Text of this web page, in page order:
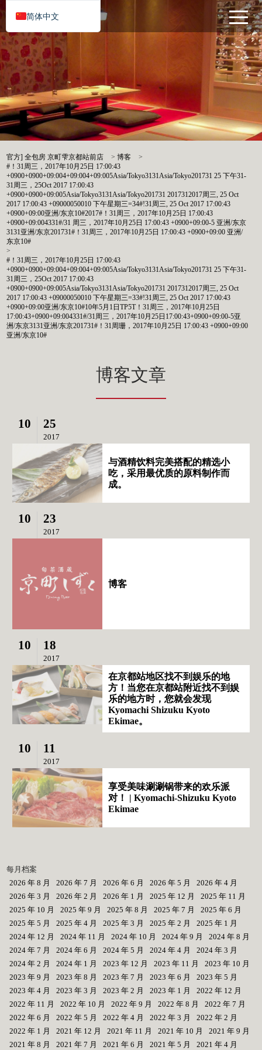
官方] 全包房 京町雫京都站前店 >博客
>
#！31周三，2017年10月25日 17:00:43
+0900+0900+09:004+09:004+09:005Asia/Tokyo3131Asia/Tokyo201731 25 下午31-
31周三，25Oct 2017 17:00:43
+0900+0900+09:005Asia/Tokyo3131Asia/Tokyo201731 2017312017周三, 25 Oct
2017 17:00:43 +09000050010 下午星期三=34#!31周三, 25 Oct 2017 17:00:43
+0900+09:00亚洲/东京10#2017#！31周三，2017年10月25日 17:00:43
+0900+09:004331#/31 周三，2017年10月25日 17:00:43 +0900+09:00-5 亚洲/东京
3131亚洲/东京201731#！31周三，2017年10月25日 17:00:43 +0900+09:00 亚洲/
东京10#
>
#！31周三，2017年10月25日 17:00:43
+0900+0900+09:004+09:004+09:005Asia/Tokyo3131Asia/Tokyo201731 25 下午31-
31周三，25Oct 2017 17:00:43
+0900+0900+09:005Asia/Tokyo3131Asia/Tokyo201731 2017312017周三, 25 Oct
2017 17:00:43 +09000050010 下午星期三=33#!31周三, 25 Oct 2017 17:00:43
+0900+09:00亚洲/东京10#10年5月1日TP5T！31周三，2017年10月25日
17:00:43+0900+09:004331#/31周三，2017年10月25日17:00:43+0900+09:00-5亚
洲/东京3131亚洲/东京201731#！31周珊，2017年10月25日 17:00:43 +0900+09:00
亚洲/东京10#
博客文章
10 25
2017
与酒精饮料完美搭配的精选小
吃，采用最优质的原料制作而
成。
10 23
2017
博客
10 18
2017
在京都站地区找不到娱乐的地
方！当您在京都站附近找不到娱
乐的地方时，您就会发现
Kyomachi Shizuku Kyoto
Ekimae。
10 11
2017
享受美味涮涮锅带来的欢乐派
对！ | Kyomachi-Shizuku Kyoto
Ekimae
每月档案
2026 年 8 月
2026 年 7 月 2026 年 6 月 2026 年 5 月
2026 年 4 月
2026 年 3 月
2026 年 2 月 2026 年 1 月 2025 年 12 月
2025 年 11 月
2025 年 10 月
2025 年 9 月 2025 年 8 月 2025 年 7 月
2025 年 6 月
2025 年 5 月
2025 年 4 月 2025 年 3 月 2025 年 2 月
2025 年 1 月
2024 年 12 月
2024 年 11 月 2024 年 10 月 2024 年 9 月
2024 年 8 月
2024 年 7 月
2024 年 6 月 2024 年 5 月 2024 年 4 月
2024 年 3 月
2024 年 2 月
2024 年 1 月 2023 年 12 月 2023 年 11 月
2023 年 10 月
2023 年 9 月
2023 年 8 月 2023 年 7 月 2023 年 6 月
2023 年 5 月
2023 年 4 月
2023 年 3 月 2023 年 2 月 2023 年 1 月
2022 年 12 月
2022 年 11 月
2022 年 10 月 2022 年 9 月 2022 年 8 月
2022 年 7 月
2022 年 6 月
2022 年 5 月 2022 年 4 月 2022 年 3 月
2022 年 2 月
2022 年 1 月
2021 年 12 月 2021 年 11 月 2021 年 10 月
2021 年 9 月
2021 年 8 月
2021 年 7 月 2021 年 6 月 2021 年 5 月 2021 年 4 月
简体中文